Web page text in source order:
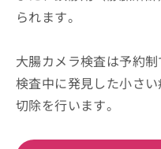
られます。
大腸カメラ検査は予約制
検査中に発見した小さ
切除を行います。